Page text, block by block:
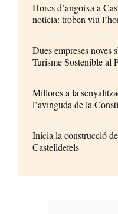
Hores d’angoixa a
notícia: troben viu
Dues empreses noves
Turisme Sostenible al
Millores a la
l’avinguda de la
Inicia la construcció
Castelldefels